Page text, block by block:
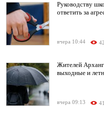
Руководству
ответить за
вчера 10:44
Жителей
выходные и
вчера 09:13